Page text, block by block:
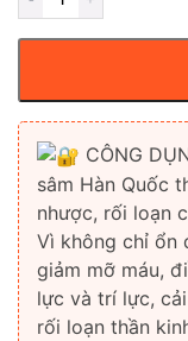
CÔNG
sâm Hàn Quốc
nhược, rối loạn
Vì không chỉ ổn
giảm mỡ máu,
lực và trí lực,
rối loạn thần